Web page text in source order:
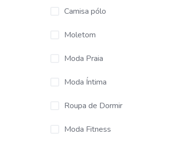
Camisa pólo
Moletom
Moda Praia
Moda Íntima
Roupa de Dormir
Moda Fitness